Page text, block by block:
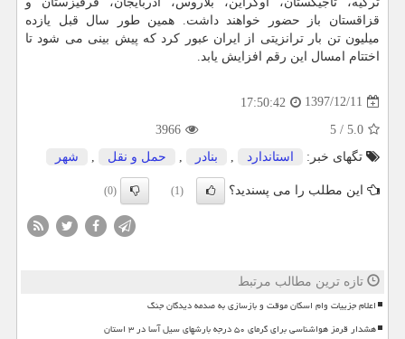
قزاقستان باز حضور خواهند داشت. همین طور سال قبل یازده
میلیون تن بار ترانزیتی از ایران عبور كرد كه پیش بینی می شود تا
اختتام امسال این رقم افزایش یابد.
1397/12/11
17:50:42
5.0
/
5
3966
تگهای خبر:
استاندارد بنادر حمل و نقل شهر
این مطلب را می پسندید؟ (1)
(0)
تازه ترین مطالب مرتبط
اعلام جزییات وام اسکان موقت و بازسازی به صدمه دیدگان جنگ
هشدار قرمز هواشناسی برای گرمای ۵۰ درجه بارشهای سیل آسا در ۳ استان